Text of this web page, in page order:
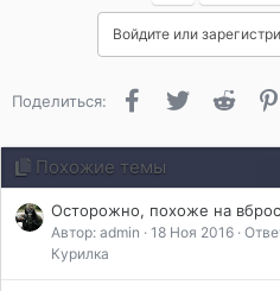
Войдите или
Поделиться: FacebookTwitter Reddit
Похожие темы
Осторожно, похоже на
Автор: admin 18 Ноя 2016
Курилка